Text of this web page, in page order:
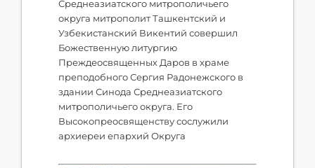
Среднеазиатского митрополичьего
округа митрополит Ташкентский и
Узбекистанский Викентий совершил
Божественную литургию
Преждеосвященных Даров в храме
преподобного Сергия Радонежского в
здании Синода Среднеазиатского
митрополичьего округа. Его
Высокопреосвященству сослужили
архиереи епархий Округа